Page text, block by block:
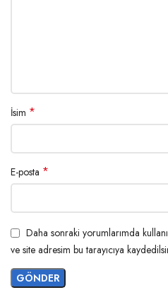
İsim *
E-posta *
Daha sonraki yorumlarımda
ve site adresim bu tarayıcıya